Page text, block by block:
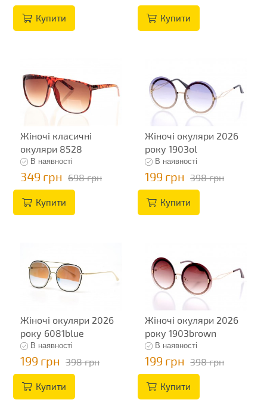
Купити Купити
Жіночі класичні
окуляри 8528
В наявності
349 грн 698 грн
Купити
Жіночі окуляри 2026
року 1903ol
В наявності
199 грн 398 грн
Купити
Жіночі окуляри 2026
року 6081blue
В наявності
199 грн 398 грн
Купити
Жіночі окуляри 2026
року 1903brown
В наявності
199 грн 398 грн
Купити